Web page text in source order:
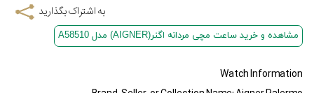
به اشتراک بگذارید
مشاهده و خرید ساعت مچی مردانه اگنر(AIGNER) مدل A58510
Watch Information